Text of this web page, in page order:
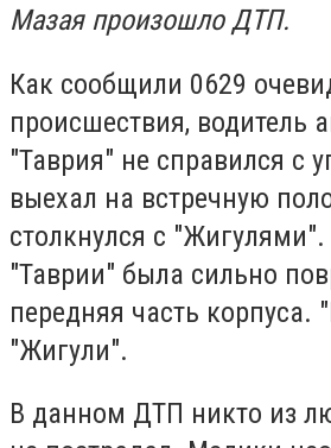
Мазая произошло ДТП.
Как сообщили 0629
происшествия, водитель
"Таврия" не справился с
выехал на встречную
столкнулся с "Жигулями".
"Таврии" была сильно
передняя часть корпуса.
"Жигули".
В данном ДТП никто из